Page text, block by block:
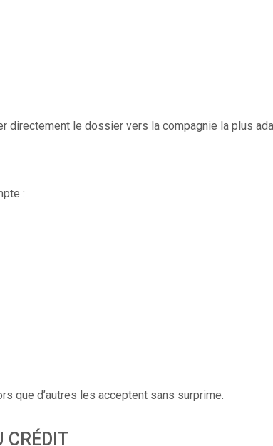
directement le dossier vers la compagnie la plus
:
que d’autres les acceptent sans surprime.
CRÉDIT